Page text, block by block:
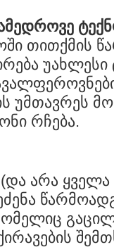
თითქმის
უმთავრეს
რჩება.
არა